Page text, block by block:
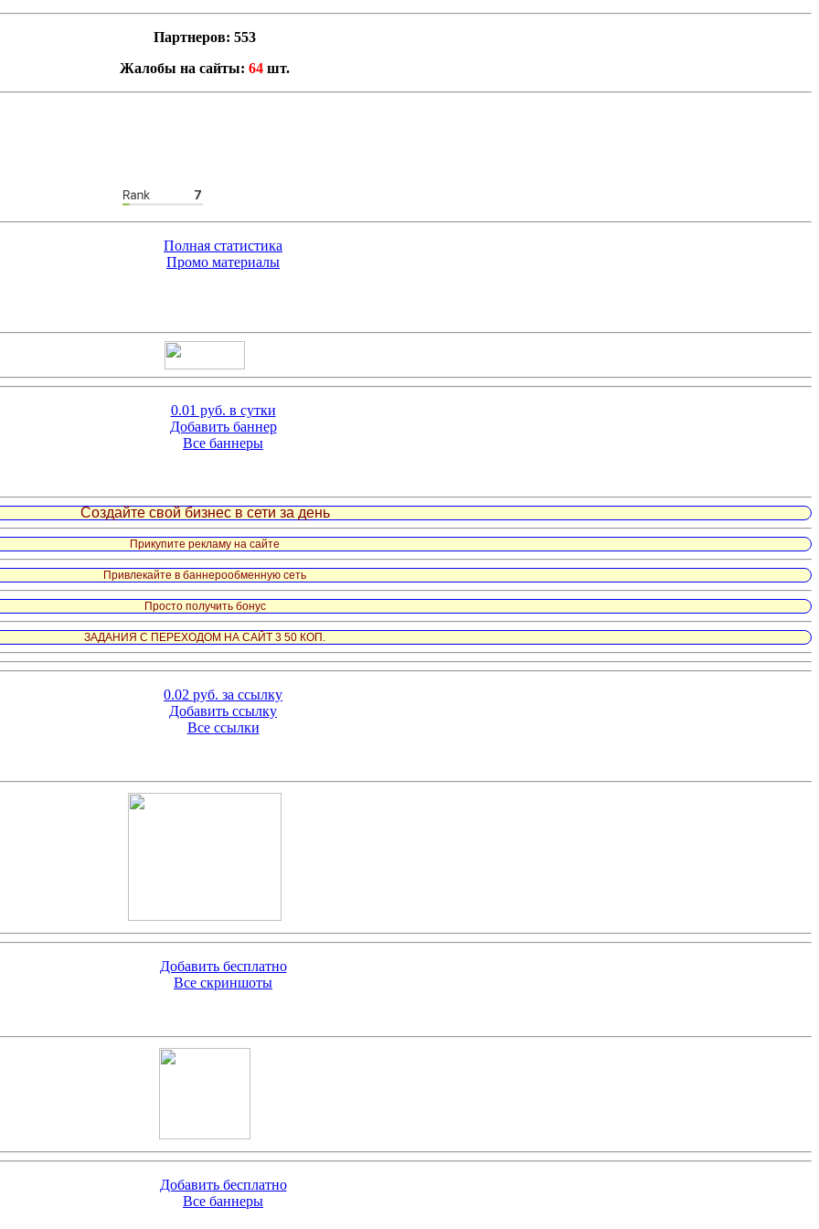
Партнеров: 553
Жалобы на сайты: 64 шт.
Полная статистика
Промо материалы
0.01 руб. в сутки
Добавить баннер
Все баннеры
Создайте свой бизнес в сети за день
Прикупите рекламу на сайте
Привлекайте в баннерообменную сеть
Просто получить бонус
ЗАДАНИЯ С ПЕРЕХОДОМ НА САЙТ 3 50 КОП.
0.02 руб. за ссылку
Добавить ссылку
Все ссылки
Добавить бесплатно
Все скриншоты
Добавить бесплатно
Все баннеры